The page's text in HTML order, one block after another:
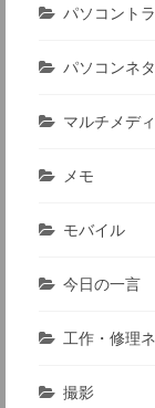
パソコント
パソコンネタ
マルチメデ
メモ
モバイル
今日の一言
工作・修理
撮影